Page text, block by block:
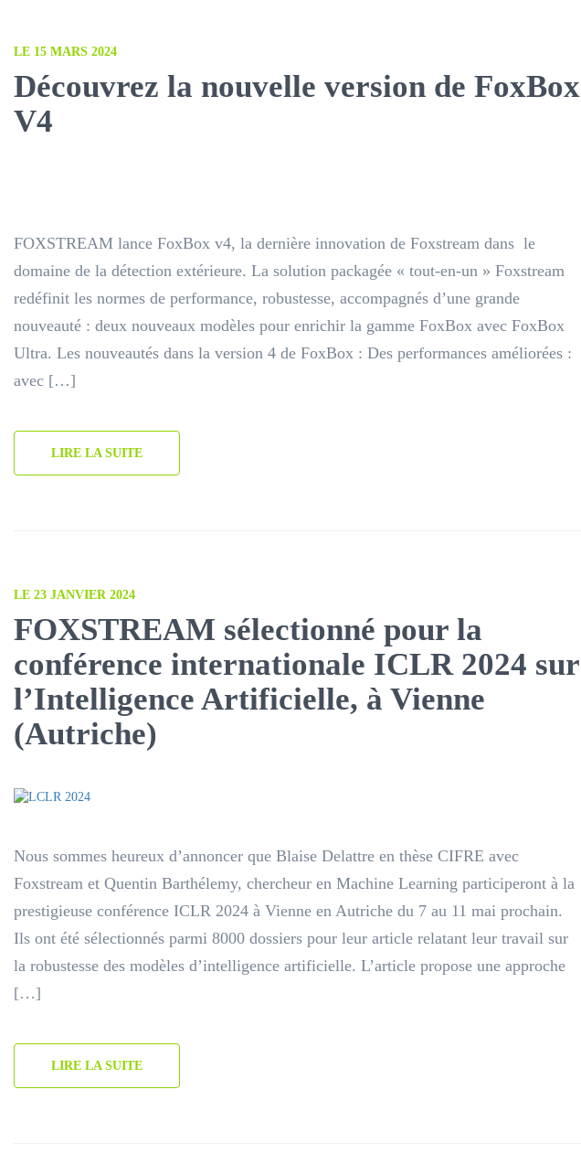
LE 15 MARS 2024
Découvrez la nouvelle version de FoxBox
V4
FOXSTREAM lance FoxBox v4, la dernière innovation de Foxstream dans le
domaine de la détection extérieure. La solution packagée « tout-en-un » Foxstream
redéfinit les normes de performance, robustesse, accompagnés d’une grande
nouveauté : deux nouveaux modèles pour enrichir la gamme FoxBox avec FoxBox
Ultra. Les nouveautés dans la version 4 de FoxBox : Des performances améliorées :
avec […]
LIRE LA SUITE
LE 23 JANVIER 2024
FOXSTREAM sélectionné pour la
conférence internationale ICLR 2024 sur
l’Intelligence Artificielle, à Vienne
(Autriche)
Nous sommes heureux d’annoncer que Blaise Delattre en thèse CIFRE avec
Foxstream et Quentin Barthélemy, chercheur en Machine Learning participeront à la
prestigieuse conférence ICLR 2024 à Vienne en Autriche du 7 au 11 mai prochain.
Ils ont été sélectionnés parmi 8000 dossiers pour leur article relatant leur travail sur
la robustesse des modèles d’intelligence artificielle. L’article propose une approche
[…]
LIRE LA SUITE